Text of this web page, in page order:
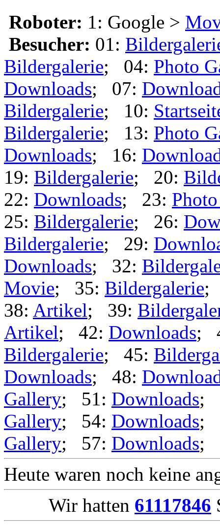
Roboter: 1: Google >
Besucher: 01:
Bildergalerie; 04: Photo
Downloads; 07:
Bildergalerie; 10:
Bildergalerie; 13: Photo
Downloads; 16:
19: Bildergalerie; 20:
22: Downloads; 23:
25: Bildergalerie; 26:
Bildergalerie; 29:
Downloads; 32:
Movie; 35: Bildergalerie;
38: Artikel; 39:
Artikel; 42: Downloads;
Bildergalerie; 45:
Downloads; 48:
Gallery; 51: Downloads;
Gallery; 54: Downloads;
Gallery; 57: Downloads;
Heute waren noch keine
Wir hatten 61117846